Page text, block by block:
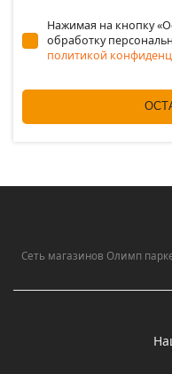
Нажимая на кнопку
обработку
политикой
Сеть магазинов Олимп